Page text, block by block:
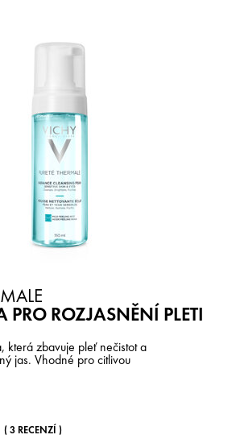
PRO ROZJASNĚNÍ PLETI
která zbavuje pleť nečistot a
jas. Vhodné pro citlivou
( 3 RECENZÍ )